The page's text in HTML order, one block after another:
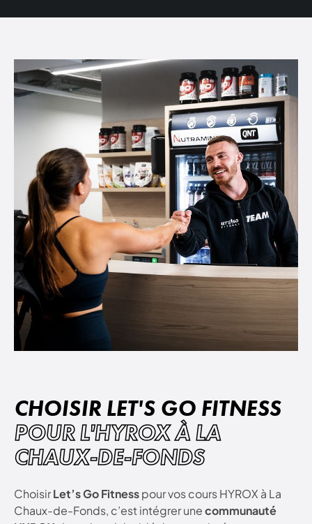
CHOISIR LET'S GO FITNESS
POUR L'HYROX À LA
CHAUX-DE-FONDS
ChoisirLet’s Go Fitnesspour vos cours HYROX à La
Chaux-de-Fonds, c’est intégrer unecommunauté